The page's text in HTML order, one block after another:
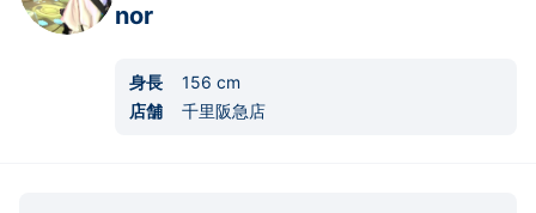
nor
身長 156 cm
店舗
千里阪急店